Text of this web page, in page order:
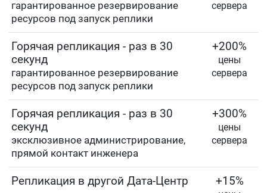
гарантированное резервирование
ресурсов под запуск реплики
сервера
Горячая репликация - раз в 30
секунд
гарантированное резервирование
ресурсов под запуск реплики
+200%
цены
сервера
Горячая репликация - раз в 30
секунд
эксклюзивное администрирование,
прямой контакт инженера
+300%
цены
сервера
Репликация в другой Дата-Центр +15%